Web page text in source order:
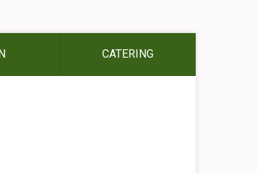
CATERING